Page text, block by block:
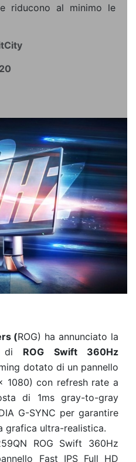
riducono al minimo le
(ROG) ha annunciato la
di ROG Swift 360Hz
dotato di un pannello
1080) con refresh rate a
di 1ms gray-to-gray
G-SYNC per garantire
grafica ultra-realistica.
ROG Swift 360Hz
Fast IPS Full HD